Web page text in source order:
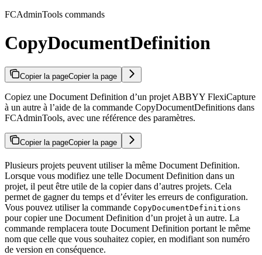
FCAdminTools commands
CopyDocumentDefinition
Copier la pageCopier la page
Copiez une Document Definition d’un projet ABBYY FlexiCapture
à un autre à l’aide de la commande CopyDocumentDefinitions dans
FCAdminTools, avec une référence des paramètres.
Copier la pageCopier la page
Plusieurs projets peuvent utiliser la même Document Definition.
Lorsque vous modifiez une telle Document Definition dans un
projet, il peut être utile de la copier dans d’autres projets. Cela
permet de gagner du temps et d’éviter les erreurs de configuration.
Vous pouvez utiliser la commande CopyDocumentDefinitions
pour copier une Document Definition d’un projet à un autre. La
commande remplacera toute Document Definition portant le même
nom que celle que vous souhaitez copier, en modifiant son numéro
de version en conséquence.